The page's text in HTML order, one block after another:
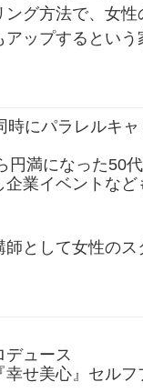
グ方法で、女
ップするとい
にパラレルキ
満になった50
業イベントな
として女性の
デュース
せ美心』セル